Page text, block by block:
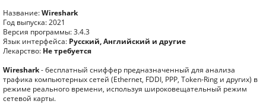
Название:Wireshark
Год выпуска: 2021
Версия программы: 3.4.3
Язык интерфейса: Русский, Английский и другие
Лекарство: Не требуется
Wireshark- бесплатный сниффер предназначенный для анализа
трафика компьютерных сетей (Ethernet, FDDI, PPP, Token-Ring и других) в
режиме реального времени, используя широковещательный режим
сетевой карты.